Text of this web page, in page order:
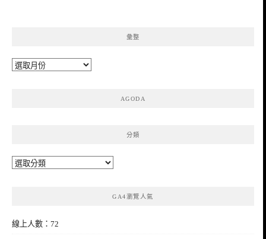
彙整
彙
AGODA
分類
分
GA4瀏覽人氣
線上人數：72